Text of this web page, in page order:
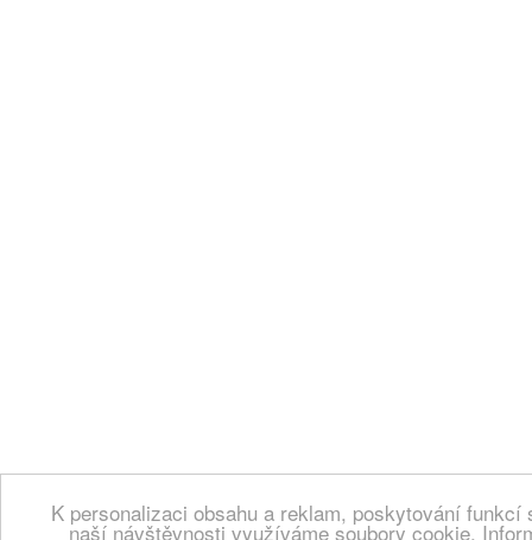
K personalizaci obsahu a reklam, poskytování
naší návštěvnosti využíváme soubory cookie.